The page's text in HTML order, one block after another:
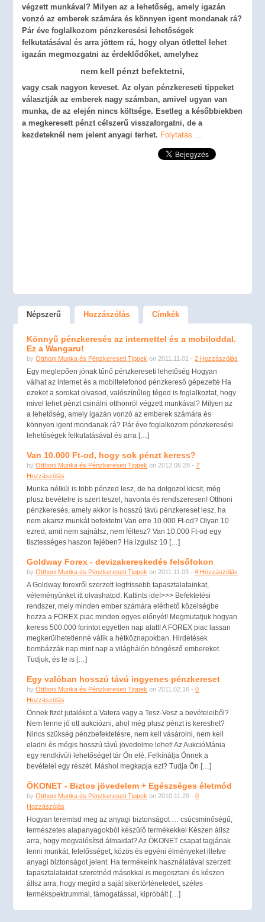
végzett munkával? Milyen az a lehetőség, amely igazán
vonzó az emberek számára és könnyen igent mondanak rá?
Pár éve foglalkozom pénzkeresési lehetőségek
felkutatásával és arra jöttem rá, hogy olyan ötlettel lehet
igazán megmozgatni az érdeklődőket, amelyhez
nem kell pénzt befektetni,
vagy csak nagyon keveset. Az olyan pénzkereseti tippeket
választják az emberek nagy számban, amivel ugyan van
munka, de az elején nincs költsége. Esetleg a későbbiekben
a megkeresett pénzt célszerű visszaforgatni, de a
kezdeteknél nem jelent anyagi terhet. Folytatás …
Népszerű Hozzászólás Címkék
Könnyű pénzkeresés az internettel és a mobiloddal.
Ez a Wangaru!
byOtthoni Munka és Pénzkereseti Tippek on 2011.11.01 -2 Hozzászólás
Egy meglepően jónak tűnő pénzkereseti lehetőség Hogyan
válhat az internet és a mobiltelefonod pénzkereső gépezetté Ha
ezeket a sorokat olvasod, valószínűleg téged is foglalkoztat, hogy
mivel lehet pénzt csinálni otthonról végzett munkával? Milyen az
a lehetőség, amely igazán vonzó az emberek számára és
könnyen igent mondanak rá? Pár éve foglalkozom pénzkeresési
lehetőségek felkutatásával és arra […]
Van 10.000 Ft-od, hogy sok pénzt keress?
byOtthoni Munka és Pénzkereseti Tippek on 2012.06.28 -7
Hozzászólás
Munka nélkül is több pénzed lesz, de ha dolgozol kicsit, még
plusz bevételre is szert teszel, havonta és rendszeresen! Otthoni
pénzkeresés, amely akkor is hosszú távú pénzkereset lesz, ha
nem akarsz munkát befektetni Van erre 10.000 Ft-od? Olyan 10
ezred, amit nem sajnálsz, nem féltesz? Van 10.000 Ft-od egy
tisztességes haszon fejében? Ha izgulsz 10 […]
Goldway Forex - devizakereskedés felsőfokon
byOtthoni Munka és Pénzkereseti Tippek on 2011.11.03 -4 Hozzászólás
A Goldway forexről szerzett legfrissebb tapasztalatainkat,
véleményünket itt olvashatod. Kattints ide!>>> Befektetési
rendszer, mely minden ember számára elérhető közelségbe
hozza a FOREX piac minden egyes előnyét! Megmutatjuk hogyan
keress 500.000 forintot egyetlen nap alatt! A FOREX piac lassan
megkerülhetetlenné válik a hétköznapokban. Hirdetések
bombázzák nap mint nap a világhálón böngésző embereket.
Tudjuk, és te is […]
Egy valóban hosszú távú ingyenes pénzkereset
byOtthoni Munka és Pénzkereseti Tippek on 2011.02.16 -0
Hozzászólás
Önnek fizet jutalékot a Vatera vagy a Tesz-Vesz a bevételeiből?
Nem lenne jó ott aukciózni, ahol még plusz pénzt is kereshet?
Nincs szükség pénzbefektetésre, nem kell vásárolni, nem kell
eladni és mégis hosszú távú jövedelme lehet! Az AukcióMánia
egy rendkívüli lehetőséget tár Ön elé. Felkínálja Önnek a
bevételei egy részét. Máshol megkapja ezt? Tudja Ön […]
ÖKONET - Biztos jövedelem + Egészséges életmód
byOtthoni Munka és Pénzkereseti Tippek on 2010.11.29 -0
Hozzászólás
Hogyan teremtsd meg az anyagi biztonságot … csúcsminőségű,
természetes alapanyagokból készülő termékekkel Készen állsz
arra, hogy megvalósítsd álmaidat? Az ÖKONET csapat tagjának
lenni munkát, felelősséget, közös és egyéni élményeket illetve
anyagi biztonságot jelent. Ha termékeink használatával szerzett
tapasztalataidat szeretnéd másokkal is megosztani és készen
állsz arra, hogy megírd a saját sikertörténetedet, széles
termékspektrummal, támogatással, kipróbált […]